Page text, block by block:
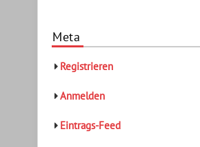
Meta
Registrieren
Anmelden
Eintrags-Feed